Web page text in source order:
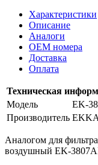
Характеристики
Описание
Аналоги
OEM номера
Доставка
Оплата
Техническая
Модель
EK-
Производитель EKKA
Аналогом для
воздушный EK-